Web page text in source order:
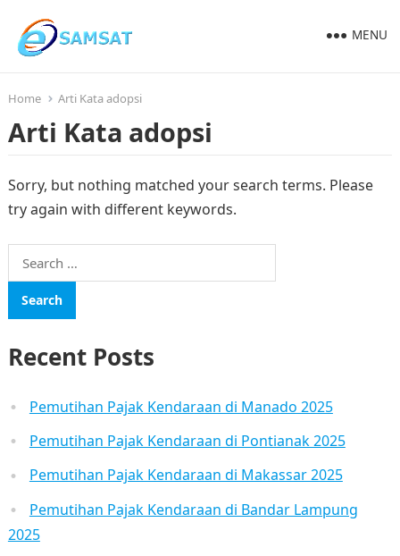
MENU
Home Arti Kata adopsi
Arti Kata adopsi
Sorry, but nothing matched your search terms. Please
try again with different keywords.
Search
for:
Recent Posts
Pemutihan Pajak Kendaraan di Manado 2025
Pemutihan Pajak Kendaraan di Pontianak 2025
Pemutihan Pajak Kendaraan di Makassar 2025
Pemutihan Pajak Kendaraan di Bandar Lampung
2025